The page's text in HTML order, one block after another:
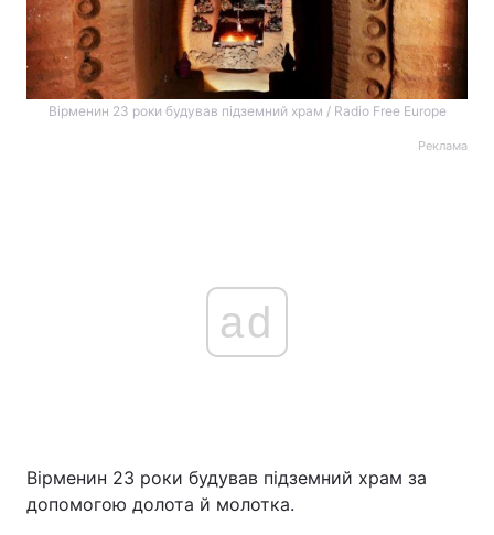
Вірменин 23 роки будував підземний храм / Radio Free Europe
Реклама
ad
Вірменин 23 роки будував підземний храм за
допомогою долота й молотка.